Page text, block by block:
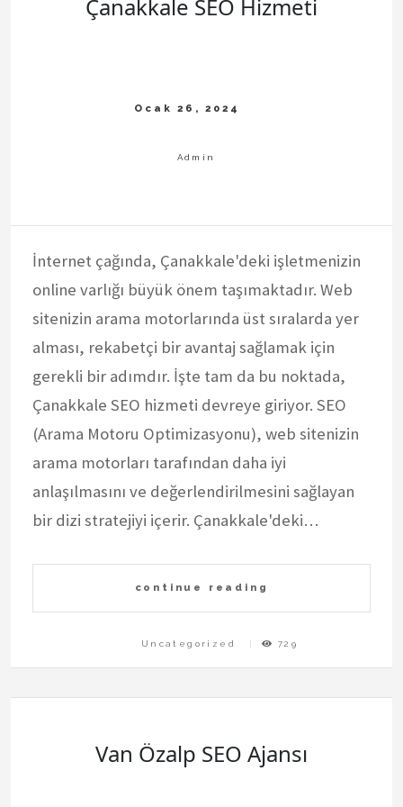
Çanakkale SEO Hizmeti
İnternet çağında, Çanakkale'deki işletmenizin
online varlığı büyük önem taşımaktadır. Web
sitenizin arama motorlarında üst sıralarda yer
alması, rekabetçi bir avantaj sağlamak için
gerekli bir adımdır. İşte tam da bu noktada,
Çanakkale SEO hizmeti devreye giriyor. SEO
(Arama Motoru Optimizasyonu), web sitenizin
arama motorları tarafından daha iyi
anlaşılmasını ve değerlendirilmesini sağlayan
bir dizi stratejiyi içerir. Çanakkale'deki…
continue reading
Uncategorized 729
Van Özalp SEO Ajansı